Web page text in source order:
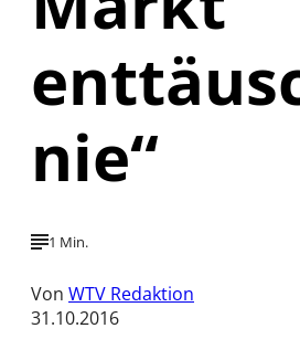
nie“
1 Min.
Von WTV Redaktion
31.10.2016